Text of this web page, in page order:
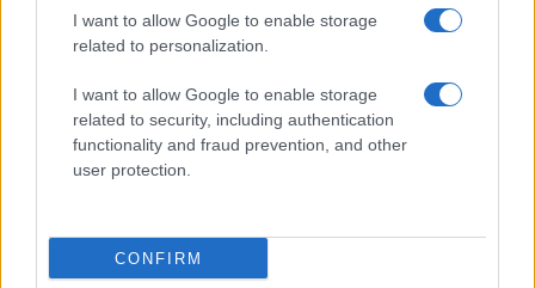
I want to allow Google to enable storage
related to personalization.
I want to allow Google to enable storage
related to security, including authentication
functionality and fraud prevention, and other
user protection.
CONFIRM
Matteo Pellegrino · 7 Ago 2026